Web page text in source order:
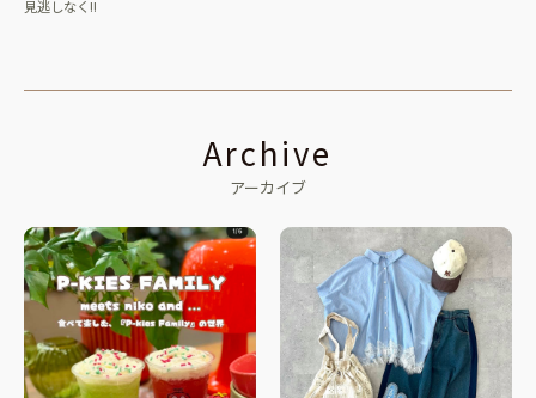
見逃しなく!!
Archive
アーカイブ